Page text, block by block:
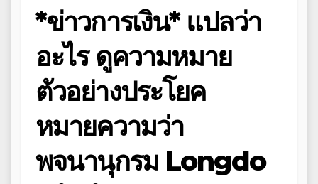
*ข่าวการเงิน* แปลว่า
อะไร ดูความหมาย
ตัวอย่างประโยค
หมายความว่า
พจนานุกรม Longdo